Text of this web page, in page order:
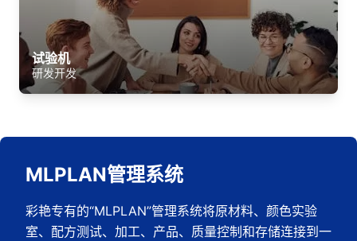
试验机
研发开发
MLPLAN管理系统
彩艳专有的“MLPLAN”管理系统将原材料、颜色实验
室、配方测试、加工、产品、质量控制和存储连接到一